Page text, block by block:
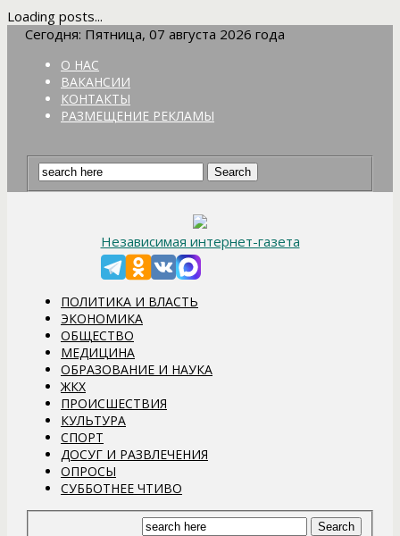
Loading posts...
Сегодня: Пятница, 07 августа 2026 года
О НАС
ВАКАНСИИ
КОНТАКТЫ
РАЗМЕЩЕНИЕ РЕКЛАМЫ
Независимая интернет-газета
ПОЛИТИКА И ВЛАСТЬ
ЭКОНОМИКА
ОБЩЕСТВО
МЕДИЦИНА
ОБРАЗОВАНИЕ И НАУКА
ЖКХ
ПРОИСШЕСТВИЯ
КУЛЬТУРА
СПОРТ
ДОСУГ И РАЗВЛЕЧЕНИЯ
ОПРОСЫ
СУББОТНЕЕ ЧТИВО